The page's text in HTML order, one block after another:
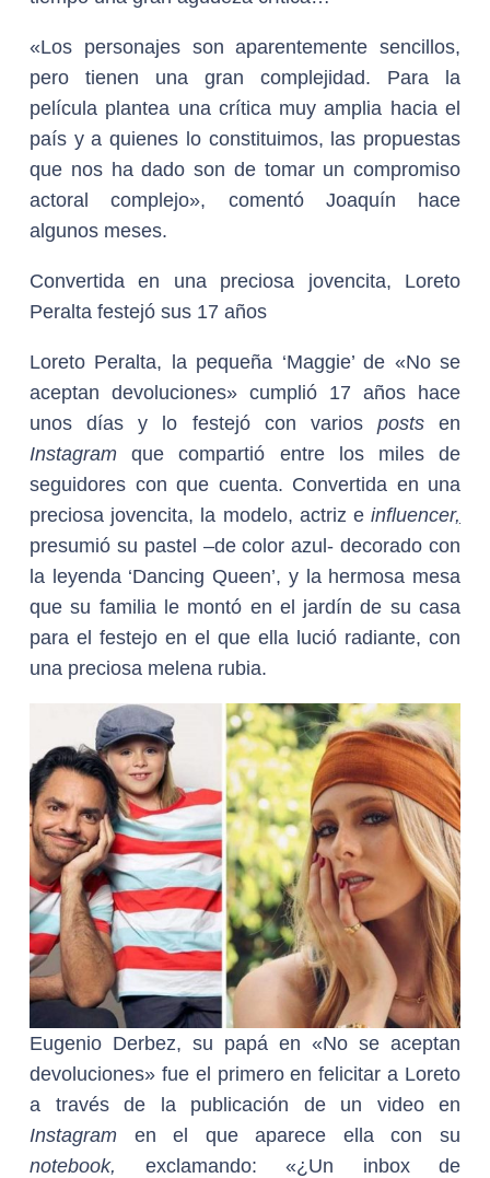
«Los personajes son aparentemente sencillos,
pero tienen una gran complejidad. Para la
película plantea una crítica muy amplia hacia el
país y a quienes lo constituimos, las propuestas
que nos ha dado son de tomar un compromiso
actoral complejo», comentó Joaquín hace
algunos meses.
Convertida en una preciosa jovencita, Loreto
Peralta festejó sus 17 años
Loreto Peralta, la pequeña ‘Maggie’ de «No se
aceptan devoluciones» cumplió 17 años hace
unos días y lo festejó con varios posts en
Instagramque compartió entre los miles de
seguidores con que cuenta. Convertida en una
preciosa jovencita, la modelo, actriz e influencer,
presumió su pastel –de color azul- decorado con
la leyenda ‘Dancing Queen’, y la hermosa mesa
que su familia le montó en el jardín de su casa
para el festejo en el que ella lució radiante, con
una preciosa melena rubia.
Eugenio Derbez, su papá en «No se aceptan
devoluciones» fue el primero en felicitar a Loreto
a través de la publicación de un video en
Instagram en el que aparece ella con su
notebook, exclamando: «¿Un inbox de